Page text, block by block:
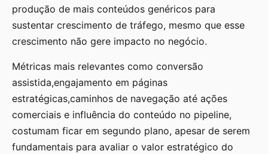
produção de mais conteúdos genéricos para
sustentar crescimento de tráfego, mesmo que esse
crescimento não gere impacto no negócio.
Métricas mais relevantes como conversão
assistida,engajamento em páginas
estratégicas,caminhos de navegação até ações
comerciais e influência do conteúdo no pipeline,
costumam ficar em segundo plano, apesar de serem
fundamentais para avaliar o valor estratégico do